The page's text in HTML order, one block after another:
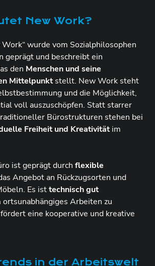
New Work?
wurde vom Sozialphilosophen
geprägt und beschreibt ein
den Menschen und seine
Mittelpunkt stellt. New Work steht
und die Möglichkeit,
voll auszuschöpfen. Statt starrer
Bürostrukturen stehen bei
Freiheit und Kreativität im
ist geprägt durch flexible
Angebot an Rückzugsorten und
Es isttechnisch gut
ortsunabhängiges Arbeiten zu
eine kooperative und kreative
in der Arbeitswelt